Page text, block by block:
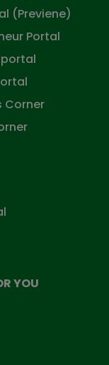
(Previene)
Portal
Corner
YOU